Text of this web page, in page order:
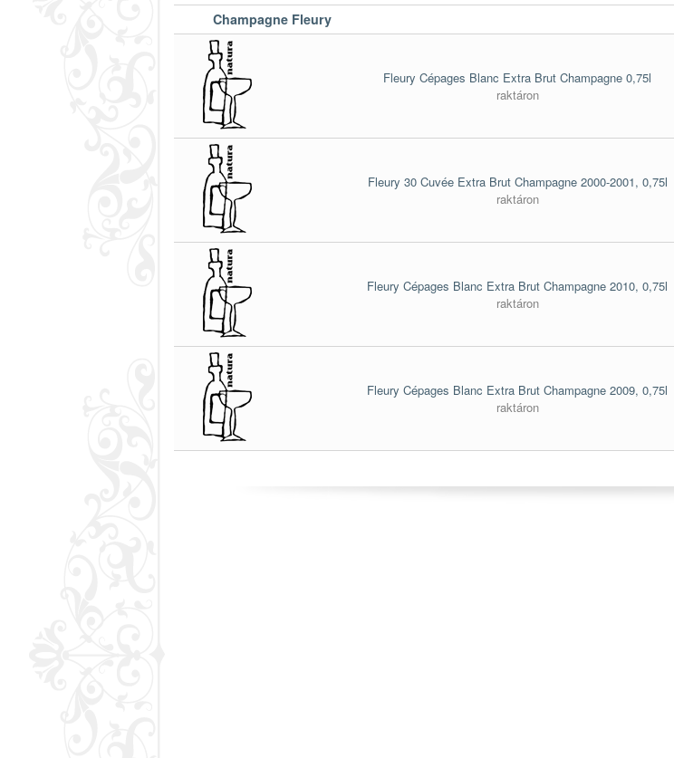
Champagne Fleury
Fleury Cépages Blanc Extra Brut Champagne 0,75l
raktáron
Fleury 30 Cuvée Extra Brut Champagne 2000-2001, 0,75l
raktáron
Fleury Cépages Blanc Extra Brut Champagne 2010, 0,75l
raktáron
Fleury Cépages Blanc Extra Brut Champagne 2009, 0,75l
raktáron